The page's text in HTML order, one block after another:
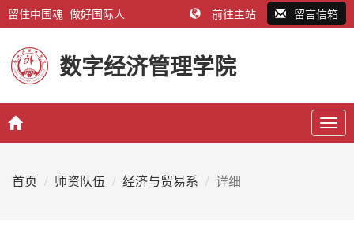
留住中国魂 做好国际人 前往主站 留言信箱
数字经济管理学院
首页 师资队伍 经济与贸易系 详细